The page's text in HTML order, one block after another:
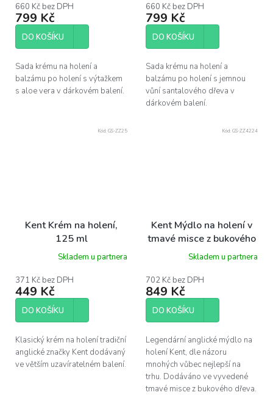
660 Kč bez DPH
799 Kč
DO KOŠÍKU
Sada krému na holení a
balzámu po holení s výtažkem
s aloe vera v dárkovém balení.
660 Kč bez DPH
799 Kč
DO KOŠÍKU
Sada krému na holení a
balzámu po holení s jemnou
vůní santalového dřeva v
dárkovém balení.
Kent Krém na holení,
125 ml
Skladem u partnera
371 Kč bez DPH
449 Kč
DO KOŠÍKU
Klasický krém na holení tradiční
anglické značky Kent dodávaný
ve větším uzavíratelném balení.
Kód: GS-ZZ25
Kent Mýdlo na holení v
tmavé misce z bukového
dřeva, 120g
Skladem u partnera
702 Kč bez DPH
849 Kč
DO KOŠÍKU
Legendární anglické mýdlo na
holení Kent, dle názoru
mnohých vůbec nejlepší na
trhu. Dodáváno ve vyvedené
tmavé misce z bukového dřeva.
Kód: GS-ZZ4224